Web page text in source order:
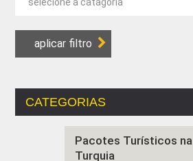
CATEGORIAS
Pacotes Turísticos na
Turquia